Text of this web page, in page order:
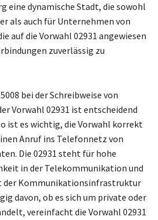
eine dynamische Stadt, die sowohl
als auch für Unternehmen von
auf die Vorwahl 02931 angewiesen
zuverlässig zu
bei der Schreibweise von
Vorwahl 02931 ist entscheidend
ist es wichtig, die Vorwahl korrekt
Anruf ins Telefonnetz von
Die 02931 steht für hohe
in der Telekommunikation und
der Kommunikationsinfrastruktur
davon, ob es sich um private oder
vereinfacht die Vorwahl 02931